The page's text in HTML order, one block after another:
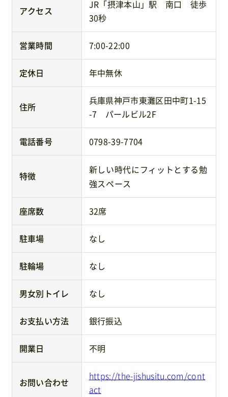
アクセス
JR「摂津本山」駅 南口 徒歩
30秒
営業時間 7:00-22:00
定休日 年中無休
住所
兵庫県神戸市東灘区田中町1-15
-7 パールビル2F
電話番号 0798-39-7704
特徴
新しい時代にフィットとする勉
強スペース
座席数 32席
駐車場 なし
駐輪場 なし
男女別トイレ なし
お支払い方法 銀行振込
開業日 不明
お問い合わせ
https://the-jishusitu.com/cont
act